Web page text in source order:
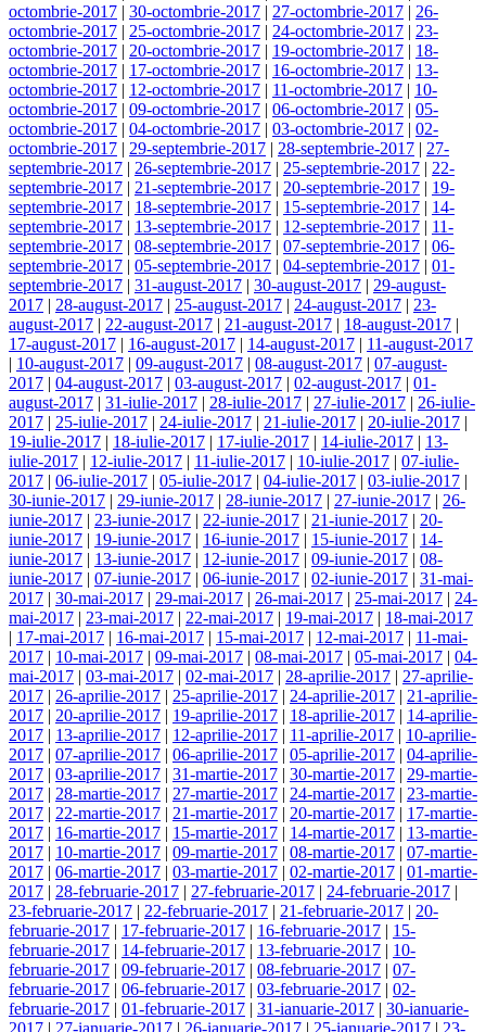
octombrie-2017 | 30-octombrie-2017 | 27-octombrie-2017 | 26-
octombrie-2017 | 25-octombrie-2017 | 24-octombrie-2017 | 23-
octombrie-2017 | 20-octombrie-2017 | 19-octombrie-2017 | 18-
octombrie-2017 | 17-octombrie-2017 | 16-octombrie-2017 | 13-
octombrie-2017 | 12-octombrie-2017 | 11-octombrie-2017 | 10-
octombrie-2017 | 09-octombrie-2017 | 06-octombrie-2017 | 05-
octombrie-2017 | 04-octombrie-2017 | 03-octombrie-2017 | 02-
octombrie-2017 | 29-septembrie-2017 | 28-septembrie-2017 | 27-
septembrie-2017 | 26-septembrie-2017 | 25-septembrie-2017 | 22-
septembrie-2017 | 21-septembrie-2017 | 20-septembrie-2017 | 19-
septembrie-2017 | 18-septembrie-2017 | 15-septembrie-2017 | 14-
septembrie-2017 | 13-septembrie-2017 | 12-septembrie-2017 | 11-
septembrie-2017 | 08-septembrie-2017 | 07-septembrie-2017 | 06-
septembrie-2017 | 05-septembrie-2017 | 04-septembrie-2017 | 01-
septembrie-2017 | 31-august-2017 | 30-august-2017 | 29-august-
2017 | 28-august-2017 | 25-august-2017 | 24-august-2017 | 23-
august-2017 | 22-august-2017 | 21-august-2017 | 18-august-2017 |
17-august-2017 | 16-august-2017 | 14-august-2017 | 11-august-2017
| 10-august-2017 | 09-august-2017 | 08-august-2017 | 07-august-
2017 | 04-august-2017 | 03-august-2017 | 02-august-2017 | 01-
august-2017 | 31-iulie-2017 | 28-iulie-2017 | 27-iulie-2017 | 26-iulie-
2017 | 25-iulie-2017 | 24-iulie-2017 | 21-iulie-2017 | 20-iulie-2017 |
19-iulie-2017 | 18-iulie-2017 | 17-iulie-2017 | 14-iulie-2017 | 13-
iulie-2017 | 12-iulie-2017 | 11-iulie-2017 | 10-iulie-2017 | 07-iulie-
2017 | 06-iulie-2017 | 05-iulie-2017 | 04-iulie-2017 | 03-iulie-2017 |
30-iunie-2017 | 29-iunie-2017 | 28-iunie-2017 | 27-iunie-2017 | 26-
iunie-2017 | 23-iunie-2017 | 22-iunie-2017 | 21-iunie-2017 | 20-
iunie-2017 | 19-iunie-2017 | 16-iunie-2017 | 15-iunie-2017 | 14-
iunie-2017 | 13-iunie-2017 | 12-iunie-2017 | 09-iunie-2017 | 08-
iunie-2017 | 07-iunie-2017 | 06-iunie-2017 | 02-iunie-2017 | 31-mai-
2017 | 30-mai-2017 | 29-mai-2017 | 26-mai-2017 | 25-mai-2017 | 24-
mai-2017 | 23-mai-2017 | 22-mai-2017 | 19-mai-2017 | 18-mai-2017
| 17-mai-2017 | 16-mai-2017 | 15-mai-2017 | 12-mai-2017 | 11-mai-
2017 | 10-mai-2017 | 09-mai-2017 | 08-mai-2017 | 05-mai-2017 | 04-
mai-2017 | 03-mai-2017 | 02-mai-2017 | 28-aprilie-2017 | 27-aprilie-
2017 | 26-aprilie-2017 | 25-aprilie-2017 | 24-aprilie-2017 | 21-aprilie-
2017 | 20-aprilie-2017 | 19-aprilie-2017 | 18-aprilie-2017 | 14-aprilie-
2017 | 13-aprilie-2017 | 12-aprilie-2017 | 11-aprilie-2017 | 10-aprilie-
2017 | 07-aprilie-2017 | 06-aprilie-2017 | 05-aprilie-2017 | 04-aprilie-
2017 | 03-aprilie-2017 | 31-martie-2017 | 30-martie-2017 | 29-martie-
2017 | 28-martie-2017 | 27-martie-2017 | 24-martie-2017 | 23-martie-
2017 | 22-martie-2017 | 21-martie-2017 | 20-martie-2017 | 17-martie-
2017 | 16-martie-2017 | 15-martie-2017 | 14-martie-2017 | 13-martie-
2017 | 10-martie-2017 | 09-martie-2017 | 08-martie-2017 | 07-martie-
2017 | 06-martie-2017 | 03-martie-2017 | 02-martie-2017 | 01-martie-
2017 | 28-februarie-2017 | 27-februarie-2017 | 24-februarie-2017 |
23-februarie-2017 | 22-februarie-2017 | 21-februarie-2017 | 20-
februarie-2017 | 17-februarie-2017 | 16-februarie-2017 | 15-
februarie-2017 | 14-februarie-2017 | 13-februarie-2017 | 10-
februarie-2017 | 09-februarie-2017 | 08-februarie-2017 | 07-
februarie-2017 | 06-februarie-2017 | 03-februarie-2017 | 02-
februarie-2017 | 01-februarie-2017 | 31-ianuarie-2017 | 30-ianuarie-